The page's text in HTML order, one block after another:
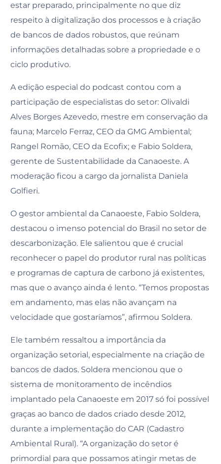
estar preparado, principalmente no que diz
respeito à digitalização dos processos e à criação
de bancos de dados robustos, que reúnam
informações detalhadas sobre a propriedade e o
ciclo produtivo.
A edição especial do podcast contou com a
participação de especialistas do setor: Olivaldi
Alves Borges Azevedo, mestre em conservação da
fauna; Marcelo Ferraz, CEO da GMG Ambiental;
Rangel Romão, CEO da Ecofix; e Fabio Soldera,
gerente de Sustentabilidade da Canaoeste. A
moderação ficou a cargo da jornalista Daniela
Golfieri.
O gestor ambiental da Canaoeste, Fabio Soldera,
destacou o imenso potencial do Brasil no setor de
descarbonização. Ele salientou que é crucial
reconhecer o papel do produtor rural nas políticas
e programas de captura de carbono já existentes,
mas que o avanço ainda é lento. “Temos propostas
em andamento, mas elas não avançam na
velocidade que gostaríamos”, afirmou Soldera.
Ele também ressaltou a importância da
organização setorial, especialmente na criação de
bancos de dados. Soldera mencionou que o
sistema de monitoramento de incêndios
implantado pela Canaoeste em 2017 só foi possível
graças ao banco de dados criado desde 2012,
durante a implementação do CAR (Cadastro
Ambiental Rural). “A organização do setor é
primordial para que possamos atingir metas de